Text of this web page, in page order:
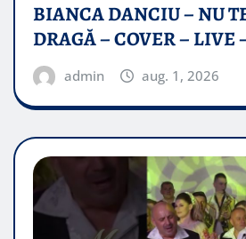
BIANCA DANCIU – NU
DRAGĂ – COVER – LIVE
admin aug. 1, 2026